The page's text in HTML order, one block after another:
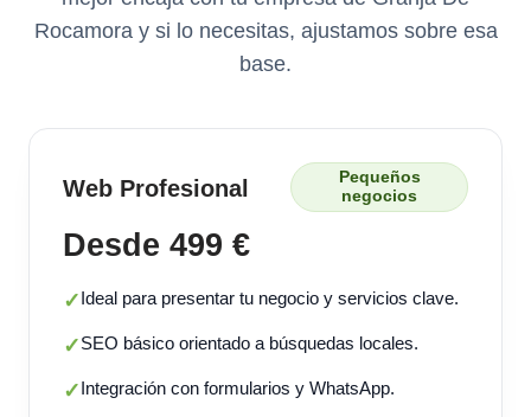
Rocamora y si lo necesitas, ajustamos sobre esa
base.
Web Profesional
Pequeños
negocios
Desde 499 €
✓Ideal para presentar tu negocio y servicios clave.
✓SEO básico orientado a búsquedas locales.
✓Integración con formularios y WhatsApp.